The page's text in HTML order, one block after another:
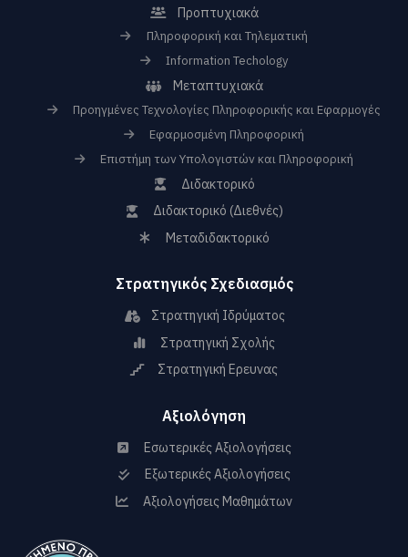
Προπτυχιακά
Πληροφορική και Τηλεματική
Information Techology
Μεταπτυχιακά
Προηγμένες Τεχνολογίες Πληροφορικής και Εφαρμογές
Εφαρμοσμένη Πληροφορική
Επιστήμη των Υπολογιστών και Πληροφορική
Διδακτορικό
Διδακτορικό (Διεθνές)
Μεταδιδακτορικό
Στρατηγικός Σχεδιασμός
Στρατηγική Ιδρύματος
Στρατηγική Σχολής
Στρατηγική Ερευνας
Αξιολόγηση
Εσωτερικές Αξιολογήσεις
Εξωτερικές Αξιολογήσεις
Αξιολογήσεις Μαθημάτων